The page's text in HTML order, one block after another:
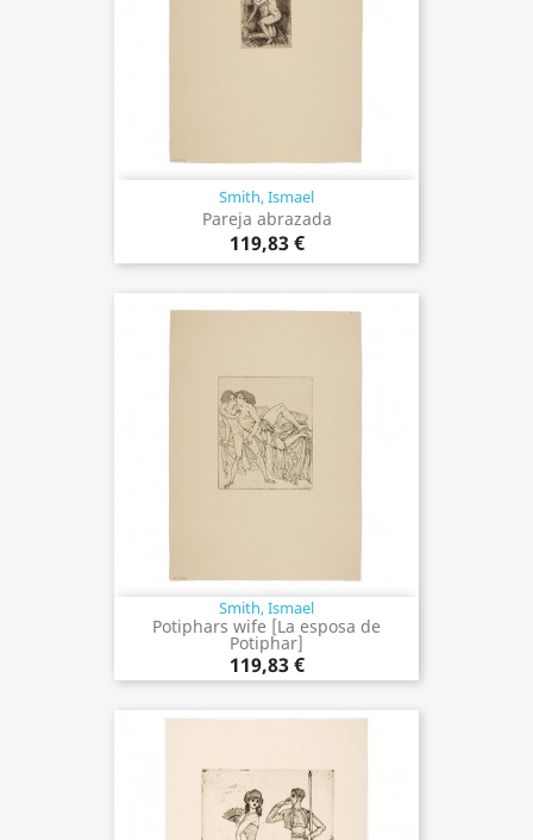
Smith, Ismael
Pareja abrazada
119,83 €
Smith, Ismael
Potiphars wife [La esposa de
Potiphar]
119,83 €